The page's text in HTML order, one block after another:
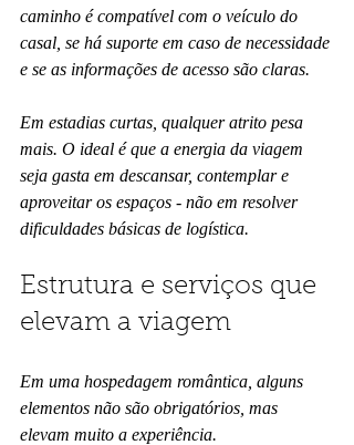
caminho é compatível com o veículo do
casal, se há suporte em caso de necessidade
e se as informações de acesso são claras.
Em estadias curtas, qualquer atrito pesa
mais. O ideal é que a energia da viagem
seja gasta em descansar, contemplar e
aproveitar os espaços - não em resolver
dificuldades básicas de logística.
Estrutura e serviços que
elevam a viagem
Em uma hospedagem romântica, alguns
elementos não são obrigatórios, mas
elevam muito a experiência.